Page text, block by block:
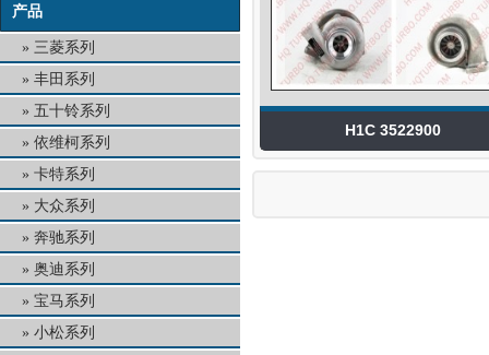
产品
三菱系列
丰田系列
五十铃系列
依维柯系列
卡特系列
大众系列
奔驰系列
奥迪系列
宝马系列
小松系列
H1C 3522900